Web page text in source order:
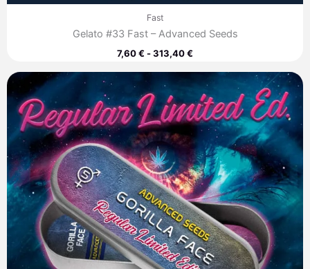
Fast
Gelato #33 Fast – Advanced Seeds
7,60€-313,40€